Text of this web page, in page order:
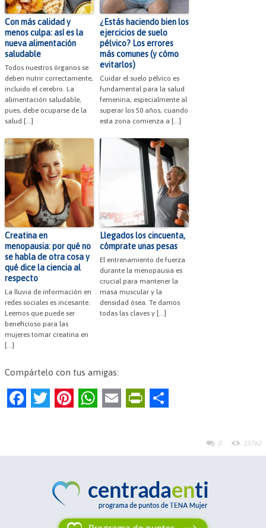
0 15762
Con más calidad y
menos culpa: así es la
nueva alimentación
saludable
Todos nuestros órganos se
deben nutrir correctamente,
incluido el cerebro. La
alimentación saludable,
pues, debe ocuparse de la
salud […]
¿Estás haciendo bien los
ejercicios de suelo
pélvico? Los errores
más comunes (y cómo
evitarlos)
Cuidar el suelo pélvico es
fundamental para la salud
femenina, especialmente al
superar los 50 años, cuando
esta zona comienza a […]
Creatina en
menopausia: por qué no
se habla de otra cosa y
qué dice la ciencia al
respecto
La lluvia de información en
redes sociales es incesante.
Leemos que puede ser
beneficioso para las
mujeres tomar creatina en
[…]
Llegados los cincuenta,
cómprate unas pesas
El entrenamiento de fuerza
durante la menopausia es
crucial para mantener la
masa muscular y la
densidad ósea. Te damos
todas las claves y […]
Compártelo con tus amigas:
F
e
T
er
Pi
es
W
s
p
p
E
l
Pr
ri
n
dl
p
tir